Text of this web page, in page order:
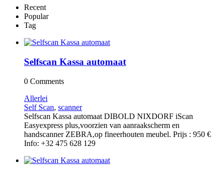
Recent
Popular
Tag
Selfscan Kassa automaat
0 Comments
Allerlei
Self Scan, scanner
Selfscan Kassa automaat DIBOLD NIXDORF iScan
Easyexpress plus,voorzien van aanraakscherm en
handscanner ZEBRA,op fineerhouten meubel. Prijs : 950 €
Info: +32 475 628 129